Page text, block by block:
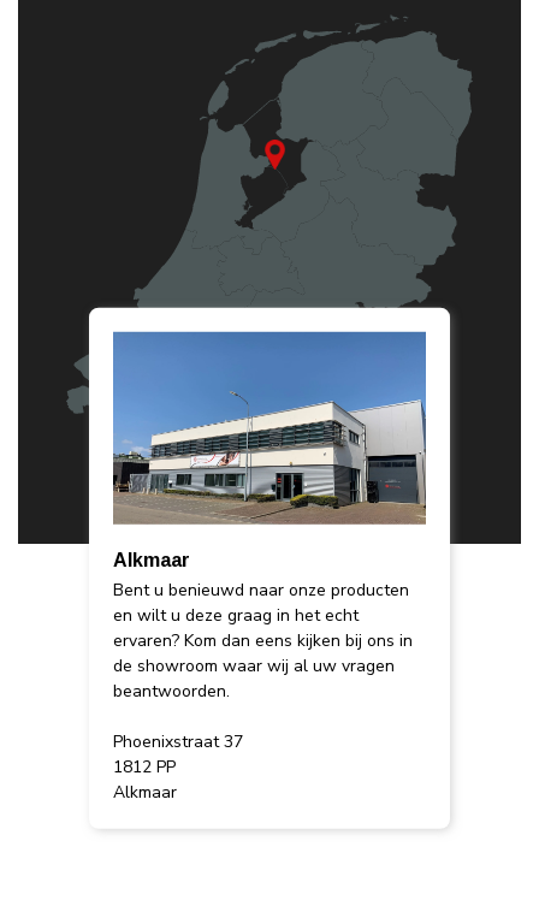
Alkmaar
Bent u benieuwd naar onze producten
en wilt u deze graag in het echt
ervaren? Kom dan eens kijken bij ons in
de showroom waar wij al uw vragen
beantwoorden.
Phoenixstraat 37
1812 PP
Alkmaar